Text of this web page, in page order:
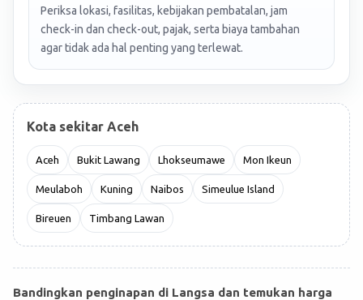
Periksa lokasi, fasilitas, kebijakan pembatalan, jam
check-in dan check-out, pajak, serta biaya tambahan
agar tidak ada hal penting yang terlewat.
Kota sekitar Aceh
Aceh Bukit Lawang Lhokseumawe Mon Ikeun
Meulaboh Kuning Naibos Simeulue Island
Bireuen Timbang Lawan
Bandingkan penginapan di Langsa dan temukan harga